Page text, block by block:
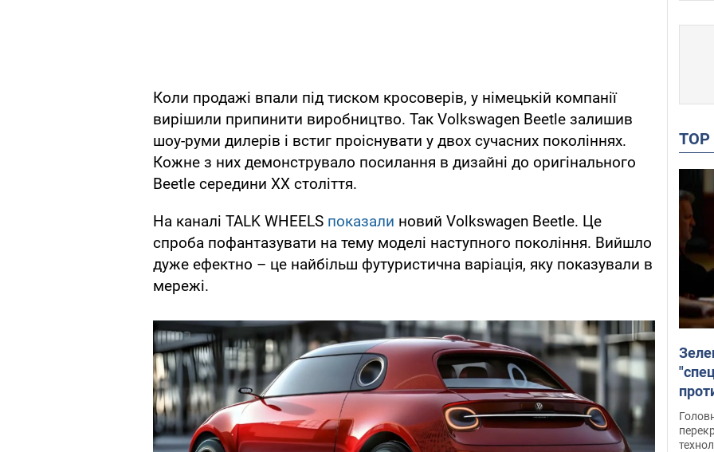
Коли продажі впали під тиском кросоверів, у німецькій компанії
вирішили припинити виробництво. Так Volkswagen Beetle залишив
шоу-руми дилерів і встиг проіснувати у двох сучасних поколіннях.
Кожне з них демонструвало посилання в дизайні до оригінального
Beetle середини ХХ століття.
На каналі TALK WHEELS показали новий Volkswagen Beetle. Це
спроба пофантазувати на тему моделі наступного покоління. Вийшло
дуже ефектно – це найбільш футуристична варіація, яку показували в
мережі.